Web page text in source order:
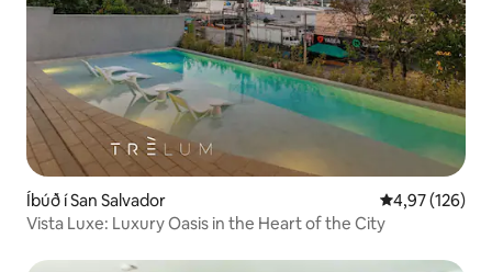
Íbúð í San Salvador 4,97 af 5 í
4,97 (126)
Vista Luxe: Luxury Oasis in the Heart of the City